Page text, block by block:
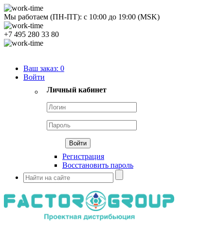
Мы работаем (ПН-ПТ): с 10:00 до 19:00 (MSK)
+7 495 280 33 80
Ваш заказ: 0
Войти
Личный кабинет
Регистрация
Восстановить пароль